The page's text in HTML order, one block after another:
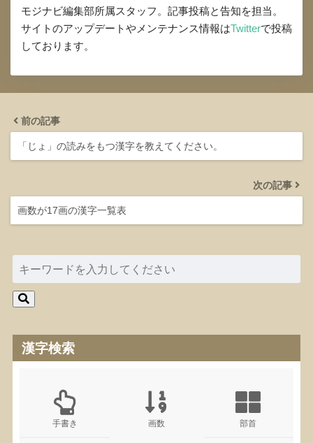
モジナビ編集部所属スタッフ。記事投稿と告知を担当。
サイトのアップデートやメンテナンス情報はTwitterで投稿
しております。
前の記事
「じょ」の読みをもつ漢字を教えてください。
次の記事
画数が17画の漢字一覧表
漢字検索
手書き 画数 部首